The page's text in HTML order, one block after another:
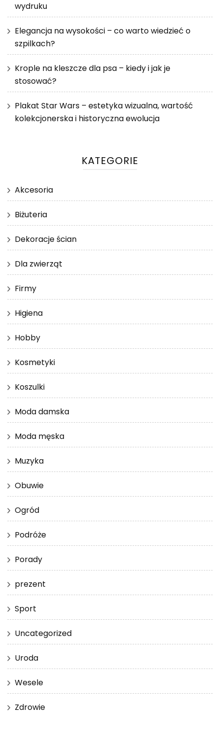
wydruku
Elegancja na wysokości – co warto wiedzieć o
szpilkach?
Krople na kleszcze dla psa – kiedy i jak je
stosować?
Plakat Star Wars – estetyka wizualna, wartość
kolekcjonerska i historyczna ewolucja
KATEGORIE
Akcesoria
Biżuteria
Dekoracje ścian
Dla zwierząt
Firmy
Higiena
Hobby
Kosmetyki
Koszulki
Moda damska
Moda męska
Muzyka
Obuwie
Ogród
Podróże
Porady
prezent
Sport
Uncategorized
Uroda
Wesele
Zdrowie